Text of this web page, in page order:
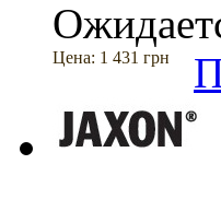
Цена: 1 431 грн